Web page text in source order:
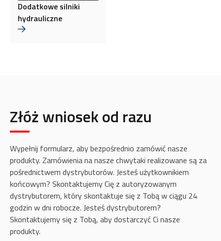
Dodatkowe silniki
hydrauliczne
Złóż wniosek od razu
Wypełnij formularz, aby bezpośrednio zamówić nasze
produkty. Zamówienia na nasze chwytaki realizowane są za
pośrednictwem dystrybutorów. Jesteś użytkownikiem
końcowym? Skontaktujemy Cię z autoryzowanym
dystrybutorem, który skontaktuje się z Tobą w ciągu 24
godzin w dni robocze. Jesteś dystrybutorem?
Skontaktujemy się z Tobą, aby dostarczyć Ci nasze
produkty.